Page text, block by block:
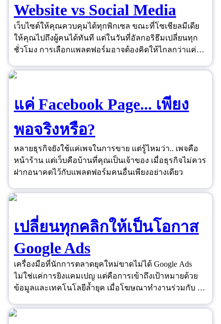
Website vs Social Media
เว็บไซต์ให้คุณควบคุมได้ทุกพิกเซล ขณะที่โซเชียลมีเดีย
ให้คุณไปถึงผู้คนได้ทันที แต่ในวันที่อัลกอริธึมเปลี่ยนทุก
ชั่วโมง การเลือกแพลตฟอร์มอาจต้องคิดให้ไกลกว่าแค่
แค่ Facebook Page... เพียง
พอจริงหรือ?
หลายธุรกิจยังใช้แค่เพจในการขาย แต่รู้ไหมว่า.. เพจคือ
หน้าร้าน แต่เว็บคือบ้านที่คุณเป็นเจ้าของ เมื่อธุรกิจไม่ควร
ฝากอนาคตไว้กับแพลตฟอร์มคนอื่นเพียงอย่างเดียว
เปลี่ยนทุกคลิกให้เป็นโอกาส
Google Ads
เครื่องมือที่นักการตลาดยุคใหม่ขาดไม่ได้ Google Ads
ไม่ใช่แค่การยิงแคมเปญ แต่คือการเข้าถึงเป้าหมายด้วย
ข้อมูลและเทคโนโลยีล้ำยุค เมื่อโฆษณาทำงานร่วมกับ AI
ดวงอีกต่อไป